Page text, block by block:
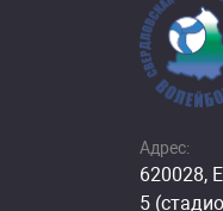
Адрес:
620028,
5